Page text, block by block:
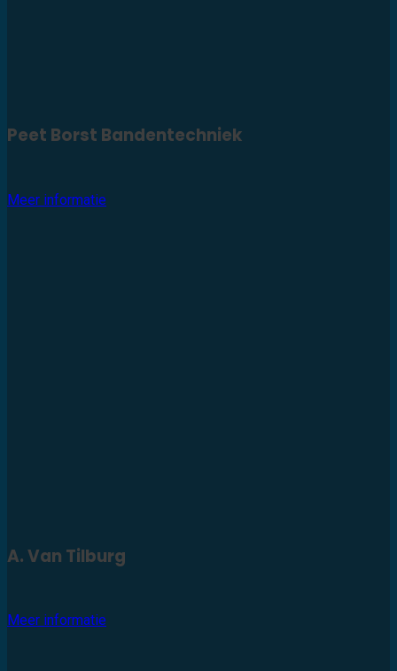
Peet Borst Bandentechniek
Meer informatie
A. Van Tilburg
Meer informatie